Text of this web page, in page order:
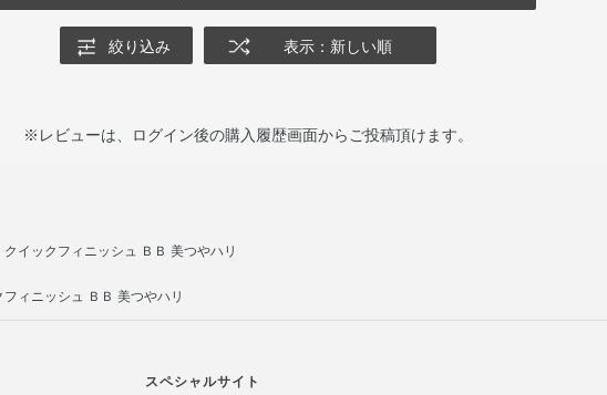
絞り込み 表示：新しい順
※レビューは、ログイン後の購入履歴画面からご投稿頂けます。
イックフィニッシュ ＢＢ 美つやハリ
ィニッシュ ＢＢ 美つやハリ
スペシャルサイト